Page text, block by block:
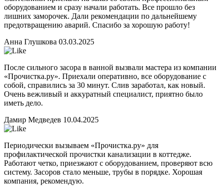
оборудованием и сразу начали работать. Все прошло без
лишних заморочек. Дали рекомендации по дальнейшему
предотвращению аварий. Спасибо за хорошую работу!
Анна Глушкова 03.03.2025
После сильного засора в ванной вызвали мастера из компании
«Прочистка.ру». Приехали оперативно, все оборудование с
собой, справились за 30 минут. Слив заработал, как новый.
Очень вежливый и аккуратный специалист, приятно было
иметь дело.
Дамир Медведев 10.04.2025
Периодически вызываем «Прочистка.ру» для
профилактической прочистки канализации в коттедже.
Работают четко, приезжают с оборудованием, проверяют всю
систему. Засоров стало меньше, трубы в порядке. Хорошая
компания, рекомендую.